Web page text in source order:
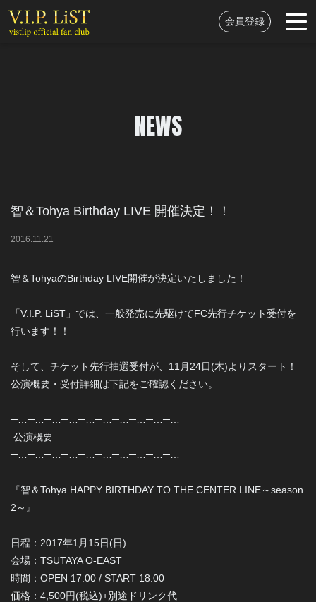
会員登録
NEWS
智＆Tohya Birthday LIVE 開催決定！！
2016.11.21
智＆TohyaのBirthday LIVE開催が決定いたしました！
「V.I.P. LiST」では、一般発売に先駆けてFC先行チケット受付を
行います！！
そして、チケット先行抽選受付が、11月24日(木)よりスタート！
公演概要・受付詳細は下記をご確認ください。
─…─…─…─…─…─…─…─…─…─…
公演概要
─…─…─…─…─…─…─…─…─…─…
『智＆Tohya HAPPY BIRTHDAY TO THE CENTER LINE～season
2～』
日程：2017年1月15日(日)
会場：TSUTAYA O-EAST
時間：OPEN 17:00 / START 18:00
価格：4,500円(税込)+別途ドリンク代